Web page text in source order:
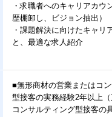
・求職者へのキャリアカウ
歴棚卸し、ビジョン抽出）
・課題解決に向けたキャリ
と、最適な求人紹介
■無形商材の営業またはコ
型接客の実務経験2年以上（
コンサルティング型接客の